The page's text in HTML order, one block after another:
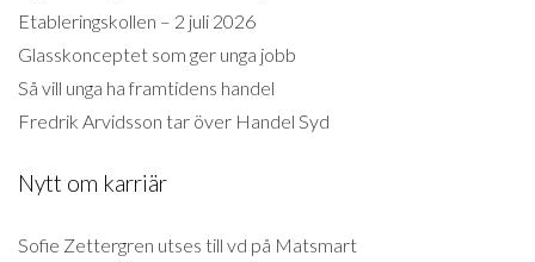
Etableringskollen – 2 juli 2026
Glasskonceptet som ger unga jobb
Så vill unga ha framtidens handel
Fredrik Arvidsson tar över Handel Syd
Nytt om karriär
Sofie Zettergren utses till vd på Matsmart